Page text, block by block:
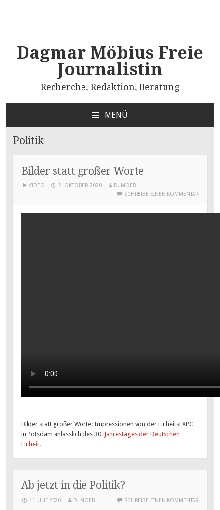
Dagmar Möbius Freie
Journalistin
Recherche, Redaktion, Beratung
MENÜ
SPRINGEN
Politik
Bilder statt großer Worte
VIDEO 2. OKTOBER 2020
D. MOEB
SCHREIBE EINEN KOMMENTAR
Bilder statt großer Worte: Impressionen von der EinheitsEXPO
in Potsdam anlässlich des 30. Jahrestages der Deutschen
Einheit.
Ab jetzt in die Politik?
11. JULI 2020 D. MOEB SCHREIBE EINEN KOMMENTAR